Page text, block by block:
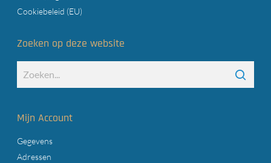
Cookiebeleid (EU)
Zoeken op deze website
Mijn Account
Gegevens
Adressen